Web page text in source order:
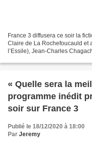
France 3 diffusera ce soir la
Claire de La Rochefoucauld et
l’Essile), Jean-Charles
« Quelle sera la
programme inédit
soir sur France 3
Publié le 18/12/2020 à 18:00
Par Jeremy